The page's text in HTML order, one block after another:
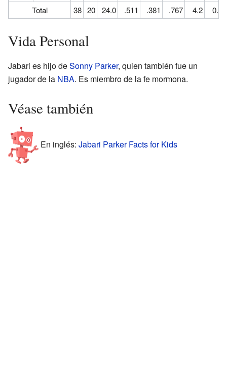
Total 38 20 24.0 .511 .381 .767 4.2 0.7
Vida Personal
Jabari es hijo deSonny Parker, quien también fue un
jugador de la NBA. Es miembro de la fe mormona.
Véase también
En inglés: Jabari Parker Facts for Kids